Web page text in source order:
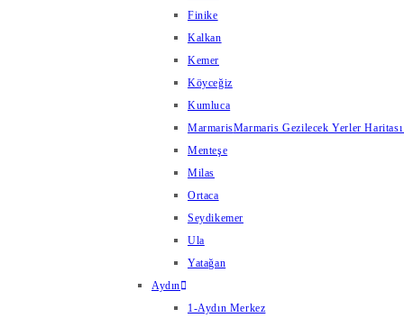
Finike
Kalkan
Kemer
Köyceğiz
Kumluca
MarmarisMarmaris Gezilecek Yerler
Menteşe
Milas
Ortaca
Seydikemer
Ula
Yatağan
Aydın
1-Aydın Merkez